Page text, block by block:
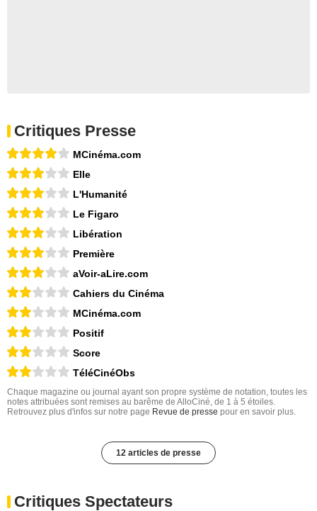
Critiques Presse
MCinéma.com
Elle
L'Humanité
Le Figaro
Libération
Première
aVoir-aLire.com
Cahiers du Cinéma
MCinéma.com
Positif
Score
TéléCinéObs
Chaque magazine ou journal ayant son propre système de notation, toutes les
notes attribuées sont remises au barême de AlloCiné, de 1 à 5 étoiles.
Retrouvez plus d'infos sur notre page Revue de presse pour en savoir plus.
12 articles de presse
Critiques Spectateurs